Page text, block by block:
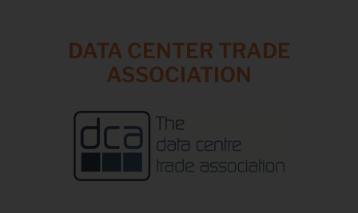
DATA CENTER TRADE
ASSOCIATION